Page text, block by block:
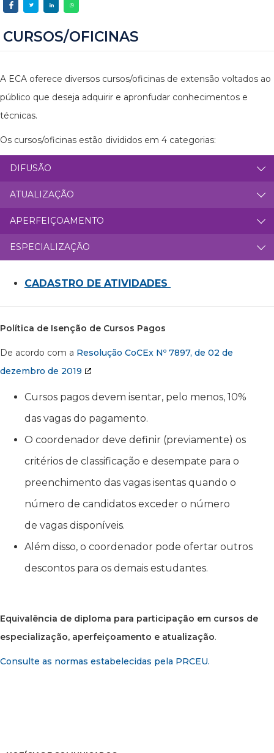
CURSOS/OFICINAS
A ECA oferece diversos cursos/oficinas de extensão voltados ao
público que deseja adquirir e apronfudar conhecimentos e
técnicas.
Os cursos/oficinas estão divididos em 4 categorias:
DIFUSÃO
ATUALIZAÇÃO
APERFEIÇOAMENTO
ESPECIALIZAÇÃO
CADASTRO DE ATIVIDADES
Política de Isenção de Cursos Pagos
De acordo com a Resolução CoCEx Nº 7897, de 02 de
dezembro de 2019
Cursos pagos devem isentar, pelo menos, 10%
das vagas do pagamento.
O coordenador deve definir (previamente) os
critérios de classificação e desempate para o
preenchimento das vagas isentas quando o
número de candidatos exceder o número
de vagas disponíveis.
Além disso, o coordenador pode ofertar outros
descontos para os demais estudantes.
Equivalência de diploma para participação em cursos de
especialização, aperfeiçoamento e atualização.
Consulte as normas estabelecidas pela PRCEU.